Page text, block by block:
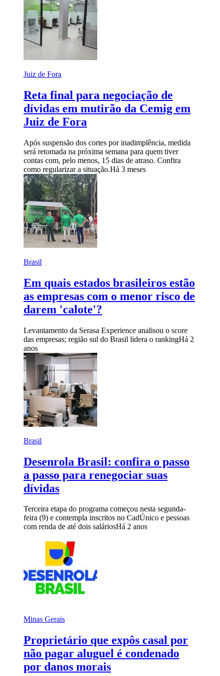
Juiz de Fora
Reta final para negociação de
dívidas em mutirão da Cemig em
Juiz de Fora
Após suspensão dos cortes por inadimplência, medida
será retomada na próxima semana para quem tiver
contas com, pelo menos, 15 dias de atraso. Confira
como regularizar a situação.Há 3 meses
Brasil
Em quais estados brasileiros estão
as empresas com o menor risco de
darem 'calote'?
Levantamento da Serasa Experience analisou o score
das empresas; região sul do Brasil lidera o rankingHá 2
anos
Brasil
Desenrola Brasil: confira o passo
a passo para renegociar suas
dívidas
Terceira etapa do programa começou nesta segunda-
feira (9) e contempla inscritos no CadÚnico e pessoas
com renda de até dois saláriosHá 2 anos
Minas Gerais
Proprietário que expôs casal por
não pagar aluguel é condenado
por danos morais